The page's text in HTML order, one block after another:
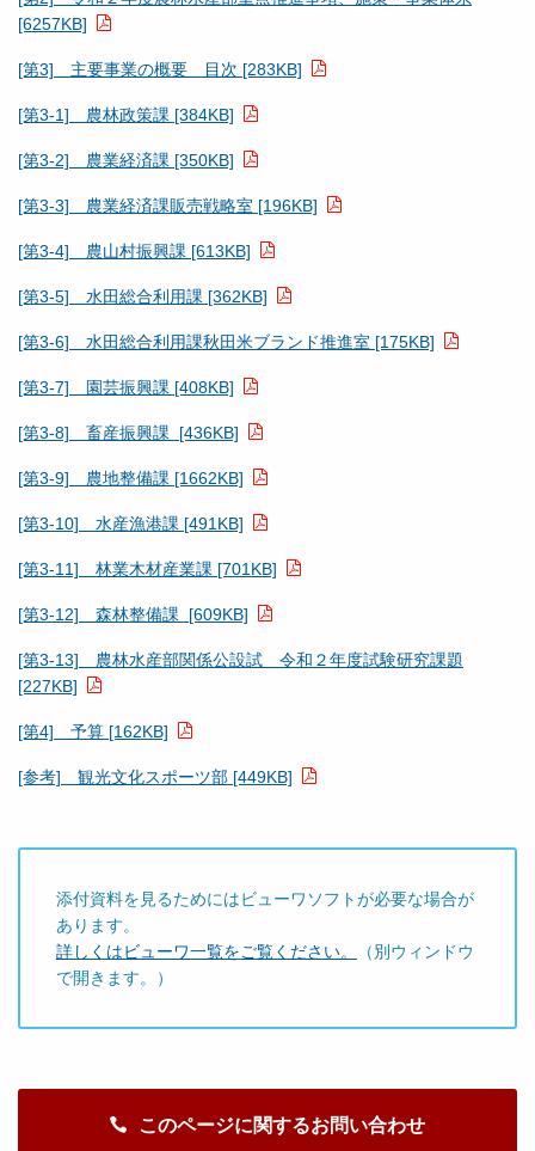
[6257KB]
[第3] 主要事業の概要 目次 [283KB]
[第3-1] 農林政策課 [384KB]
[第3-2] 農業経済課 [350KB]
[第3-3] 農業経済課販売戦略室 [196KB]
[第3-4] 農山村振興課 [613KB]
[第3-5] 水田総合利用課 [362KB]
[第3-6] 水田総合利用課秋田米ブランド推進室 [175KB]
[第3-7] 園芸振興課 [408KB]
[第3-8] 畜産振興課 [436KB]
[第3-9] 農地整備課 [1662KB]
[第3-10] 水産漁港課 [491KB]
[第3-11] 林業木材産業課 [701KB]
[第3-12] 森林整備課 [609KB]
[第3-13] 農林水産部関係公設試 令和２年度試験研究課題
[227KB]
[第4] 予算 [162KB]
[参考] 観光文化スポーツ部 [449KB]
添付資料を見るためにはビューワソフトが必要な場合が
あります。
詳しくはビューワ一覧をご覧ください。
（別ウィンドウ
で開きます。）
このページに関するお問い合わせ